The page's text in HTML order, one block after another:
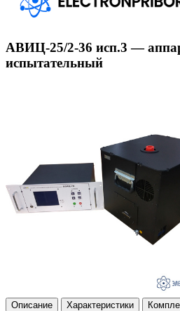
АВИЦ-25/2-36 исп.3 —
испытательный
Описание Характеристики